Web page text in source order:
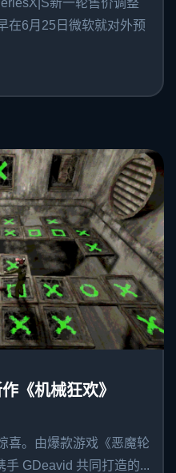
在6月25日微软就对外预
《机械狂欢》
喜。由爆款游戏《恶魔轮
手 GDeavid 共同打造的...